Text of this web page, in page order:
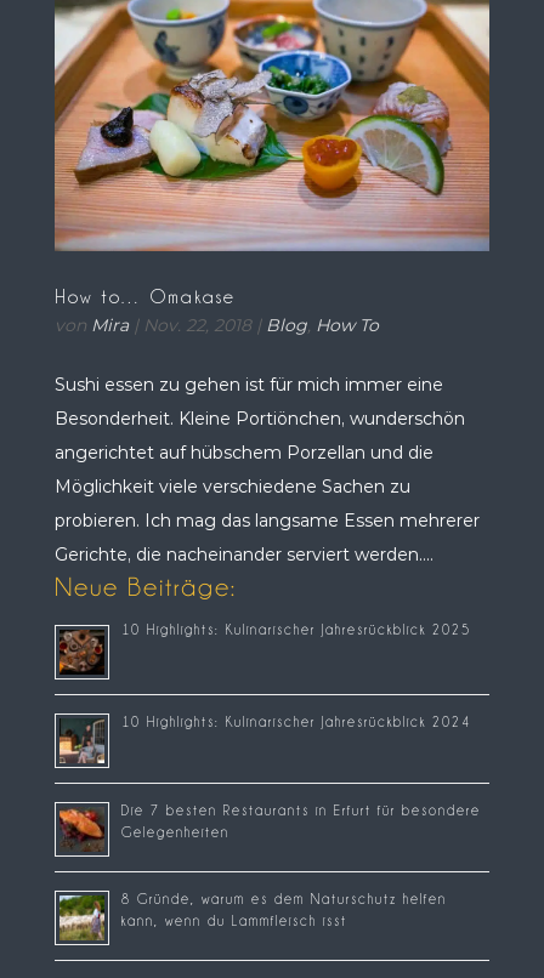
How to… Omakase
von Mira| Nov. 22, 2018| Blog, How To
Sushi essen zu gehen ist für mich immer eine
Besonderheit. Kleine Portiönchen, wunderschön
angerichtet auf hübschem Porzellan und die
Möglichkeit viele verschiedene Sachen zu
probieren. Ich mag das langsame Essen mehrerer
Gerichte, die nacheinander serviert werden....
Neue Beiträge:
10 Highlights: Kulinarischer Jahresrückblick 2025
10 Highlights: Kulinarischer Jahresrückblick 2024
Die 7 besten Restaurants in Erfurt für besondere
Gelegenheiten
8 Gründe, warum es dem Naturschutz helfen
kann, wenn du Lammfleisch isst